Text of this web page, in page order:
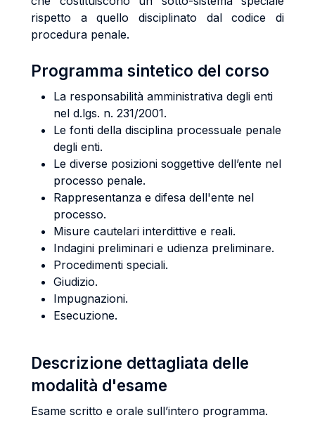
rispetto a quello disciplinato dal codice di
procedura penale.
Programma sintetico del corso
La responsabilità amministrativa degli enti
nel d.lgs. n. 231/2001.
Le fonti della disciplina processuale penale
degli enti.
Le diverse posizioni soggettive dell’ente nel
processo penale.
Rappresentanza e difesa dell'ente nel
processo.
Misure cautelari interdittive e reali.
Indagini preliminari e udienza preliminare.
Procedimenti speciali.
Giudizio.
Impugnazioni.
Esecuzione.
Descrizione dettagliata delle
modalità d'esame
Esame scritto e orale sull’intero programma.